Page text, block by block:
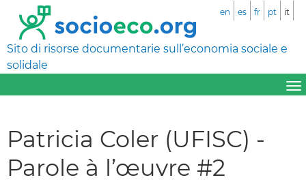
Sito di risorse documentarie sull’economia sociale e
solidale
en es fr pt it
Patricia Coler (UFISC) -
Parole à l’œuvre #2